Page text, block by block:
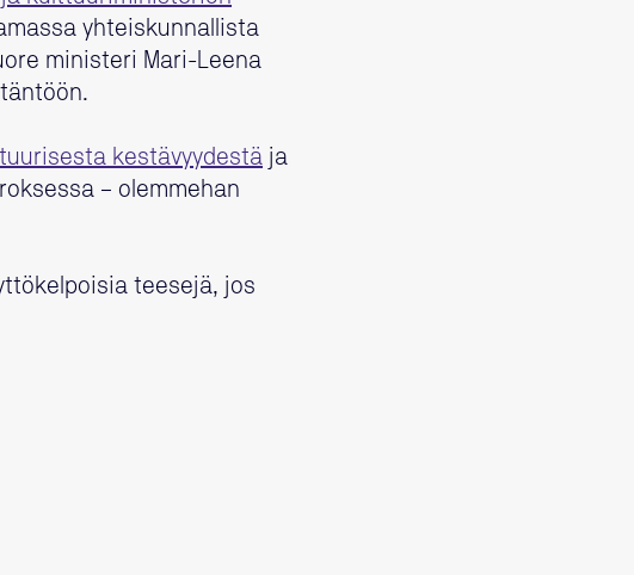
yhteiskunnallista
ministeri Mari-Leena
kestävyydestä ja
– olemmehan
teesejä, jos